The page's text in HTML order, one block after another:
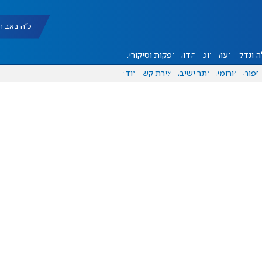
כ"ה באב תשפ"ו
ונדל"ן דעות אוכל יהדות הפקות וסיקורים
ספורט פורומים אתר ישיבה יצירת קשר עוד